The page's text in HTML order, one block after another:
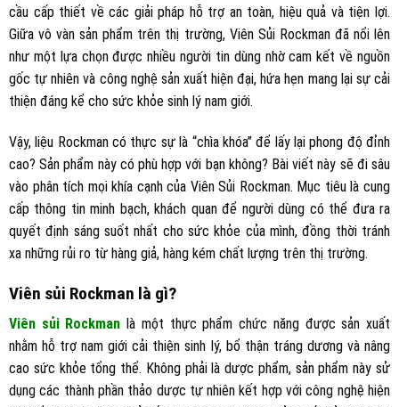
cầu cấp thiết về các giải pháp hỗ trợ an toàn, hiệu quả và tiện lợi.
Giữa vô vàn sản phẩm trên thị trường, Viên Sủi Rockman đã nổi lên
như một lựa chọn được nhiều người tin dùng nhờ cam kết về nguồn
gốc tự nhiên và công nghệ sản xuất hiện đại, hứa hẹn mang lại sự cải
thiện đáng kể cho sức khỏe sinh lý nam giới.
Vậy, liệu Rockman có thực sự là “chìa khóa” để lấy lại phong độ đỉnh
cao? Sản phẩm này có phù hợp với bạn không? Bài viết này sẽ đi sâu
vào phân tích mọi khía cạnh của Viên Sủi Rockman. Mục tiêu là cung
cấp thông tin minh bạch, khách quan để người dùng có thể đưa ra
quyết định sáng suốt nhất cho sức khỏe của mình, đồng thời tránh
xa những rủi ro từ hàng giả, hàng kém chất lượng trên thị trường.
Viên sủi Rockman là gì?
Viên sủi Rockman là một thực phẩm chức năng được sản xuất
nhằm hỗ trợ nam giới cải thiện sinh lý, bổ thận tráng dương và nâng
cao sức khỏe tổng thể. Không phải là dược phẩm, sản phẩm này sử
dụng các thành phần thảo dược tự nhiên kết hợp với công nghệ hiện